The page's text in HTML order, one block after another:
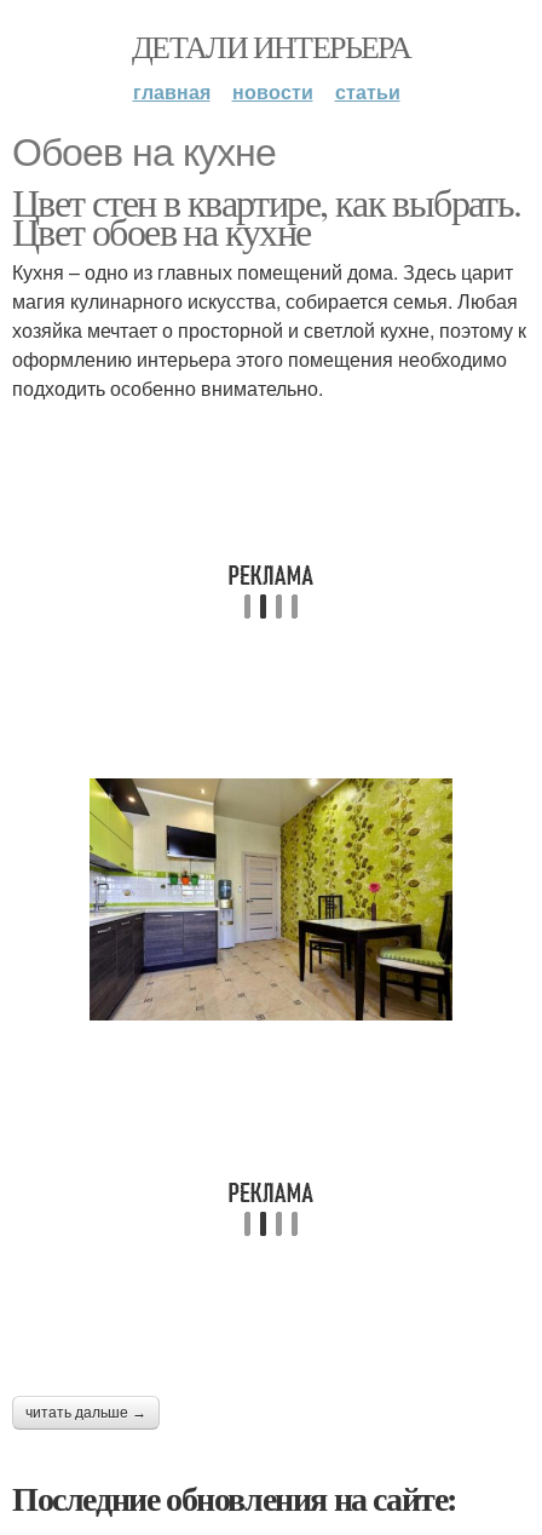
ДЕТАЛИ ИНТЕРЬЕРА
главная новости статьи
Обоев на кухне
Цвет стен в квартире, как выбрать.
Цвет обоев на кухне
Кухня – одно из главных помещений дома. Здесь царит
магия кулинарного искусства, собирается семья. Любая
хозяйка мечтает о просторной и светлой кухне, поэтому к
оформлению интерьера этого помещения необходимо
подходить особенно внимательно.
читать дальше →
Последние обновления на сайте: